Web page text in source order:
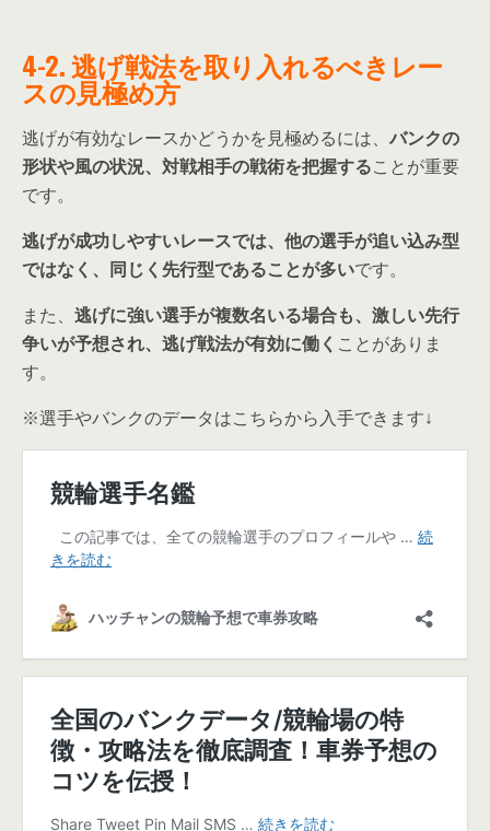
4-2. 逃げ戦法を取り入れるべきレー
スの見極め方
逃げが有効なレースかどうかを見極めるには、 バンクの
形状や風の状況、対戦相手の戦術を把握することが重要
です。
逃げが成功しやすいレースでは、他の選手が追い込み型
ではなく、同じく先行型であることが多いです。
また、 逃げに強い選手が複数名いる場合も、激しい先行
争いが予想され、逃げ戦法が有効に働く ことがありま
す。
※選手やバンクのデータはこちらから入手できます↓